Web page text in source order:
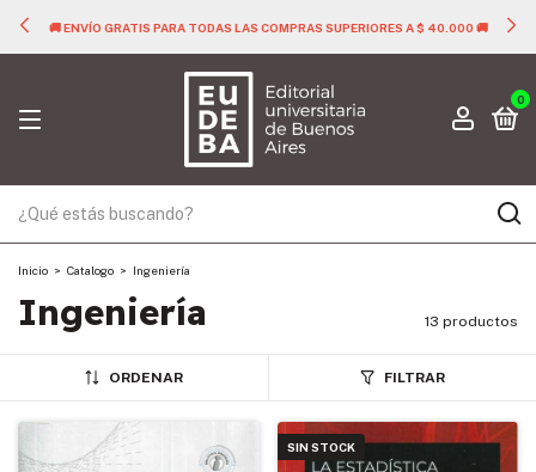
🚚 ENVÍO GRATIS PARA TODAS LAS COMPRAS SUPERIORES A $ 40.000 🚚
0
Inicio > Catalogo > Ingeniería
Ingeniería 13 productos
ORDENAR FILTRAR
SIN STOCK